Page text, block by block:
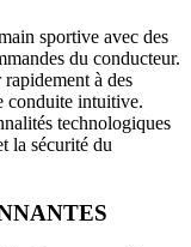
sportive avec des
du conducteur.
à des
conduite intuitive.
technologiques
la sécurité du